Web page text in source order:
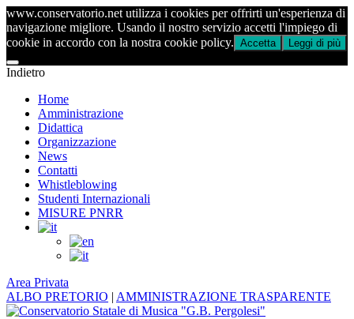
www.conservatorio.net utilizza i cookies per offrirti un'esperienza di
navigazione migliore. Usando il nostro servizio accetti l'impiego di
cookie in accordo con la nostra cookie policy. Accetta Leggi di più
Indietro
Home
Amministrazione
Didattica
Organizzazione
News
Contatti
Whistleblowing
Studenti Internazionali
MISURE PNRR
Area Privata
ALBO PRETORIO | AMMINISTRAZIONE TRASPARENTE